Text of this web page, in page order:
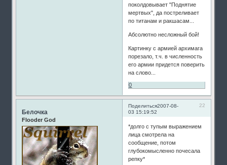
поколдовывает "Поднятие
мертвых", да постреливает
по титанам и ракшасам...
Абсолютно несложный бой!
Картинку с армией архимага
порезало, т.ч. в численность
его армии придется поверить
на слово...
0
Поделиться 22
2007-08-
03 15:19:52
Белочка
Flooder God
*долго с тупым выражением
лица смотрела на
сообщение, потом
глубокомысленно почесала
репку*